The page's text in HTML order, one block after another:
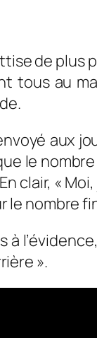
de plus
tous au
aux
le
clair, «
le nombre
à
».